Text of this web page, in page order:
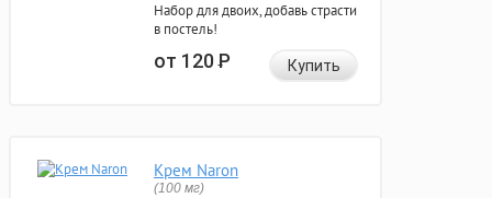
Набор для двоих, добавь страсти
в постель!
от 120Р Купить
Крем Naron
(100 мг)